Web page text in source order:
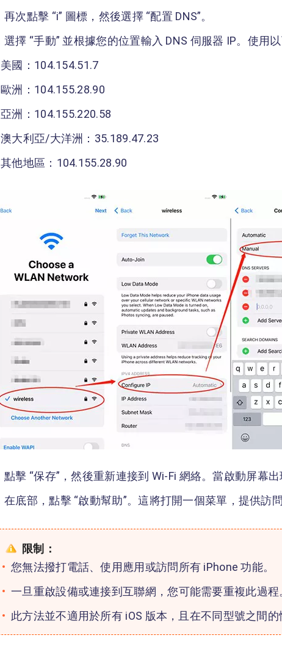
再次點擊 “i” 圖標，然後選擇 “配置 DNS”。
選擇 “手動” 並根據您的位置輸入 DNS 伺服器 IP。使用
美國：104.154.51.7
歐洲：104.155.28.90
亞洲：104.155.220.58
澳大利亞/大洋洲：35.189.47.23
其他地區：104.155.28.90
點擊 “保存”，然後重新連接到 Wi-Fi 網絡。當啟動屏幕出
在底部，點擊 “啟動幫助”。這將打開一個菜單，提供訪
限制：
您無法撥打電話、使用應用或訪問所有 iPhone 功能。
一旦重啟設備或連接到互聯網，您可能需要重複此過程
此方法並不適用於所有 iOS 版本，且在不同型號之間的